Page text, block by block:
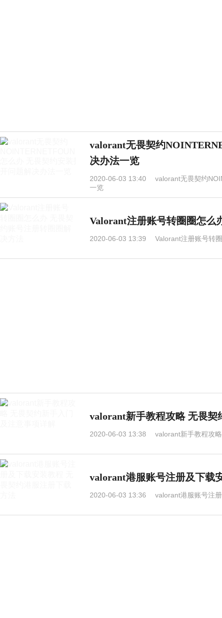
valorant无畏契约
决办法一览
2020-06-03 13:40
valorant无畏契约
一览
Valorant注册账号转圈圈怎么
2020-06-03 13:39 Valorant注册账号转
valorant新手教程攻略 无畏契
2020-06-03 13:38 valorant新手教程攻
valorant港服账号注册及下载
2020-06-03 13:36 valorant港服账号注